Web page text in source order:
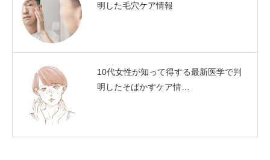
明した毛穴ケア情報
10代女性が知って得する最新医学で判
明したそばかすケア情…